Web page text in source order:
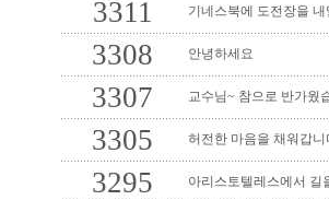
3311 기네스북에 도전장을
3308 안녕하세요
3307 교수님~ 참으로 반가웠
3305 허전한 마음을 채워갑니
3295 아리스토텔레스에서 길